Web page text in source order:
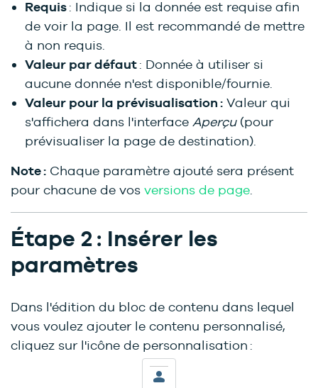
Requis: Indique si la donnée est requise afin
de voir la page. Il est recommandé de mettre
à non requis.
Valeur par défaut: Donnée à utiliser si
aucune donnée n'est disponible/fournie.
Valeur pour la prévisualisation : Valeur qui
s'affichera dans l'interface Aperçu(pour
prévisualiser la page de destination).
Note : Chaque paramètre ajouté sera présent
pour chacune de vos versions de page
Étape 2 : Insérer les
paramètres
Dans l'édition du bloc de contenu dans lequel
vous voulez ajouter le contenu personnalisé,
cliquez sur l'icône de personnalisation :